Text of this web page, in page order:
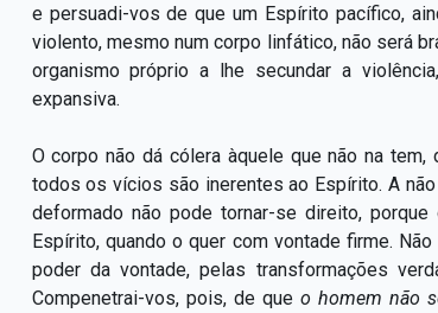
e persuadi-vos de que um Espírito pacífico,
violento, mesmo num corpo linfático, não será
organismo próprio a lhe secundar a
expansiva.
O corpo não dá cólera àquele que não na
todos os vícios são inerentes ao Espírito. A
deformado não pode tornar-se direito,
Espírito, quando o quer com vontade firme.
poder da vontade, pelas transformações
Compenetrai-vos, pois, de que o homem não